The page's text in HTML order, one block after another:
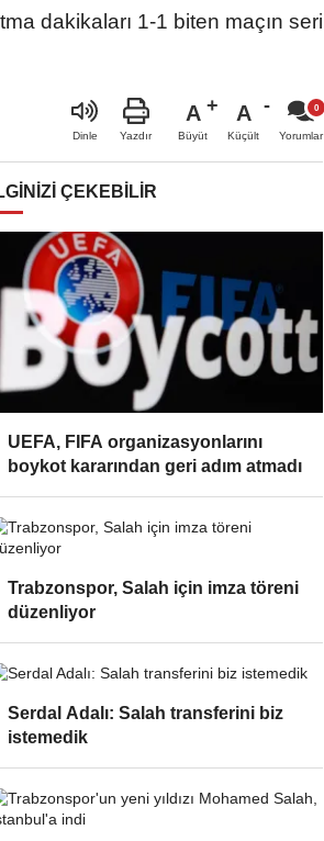
dakikaları 1-1 biten maçın seri
Dinle Yazdır
A
Büyüt
A
Küçült Yorumlar
ÇEKEBILIR
UEFA, FIFA organizasyonlarını
boykot kararından geri adım atmadı
Trabzonspor, Salah için imza töreni
düzenliyor
Serdal Adalı: Salah transferini biz
istemedik